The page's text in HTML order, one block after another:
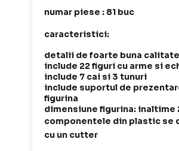
numar piese : 81 buc
caracteristici:
detalii de foarte buna calitate
include 22 figuri cu arme si
include 7 cai si 3 tunuri
include suportul de
figurina
dimensiune figurina: inaltime
componentele din plastic se
cu un cutter